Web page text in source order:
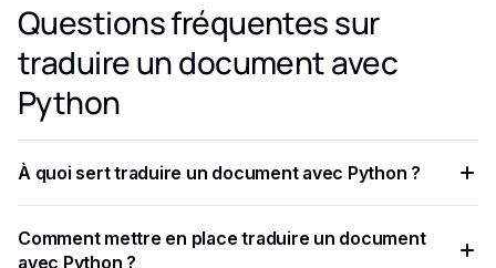
Questions fréquentes sur
traduire un document avec
Python
À quoi sert traduire un document avec Python ?
traduction de documents en 5 minutes avec Python.
Comment mettre en place traduire un document
avec Python ?